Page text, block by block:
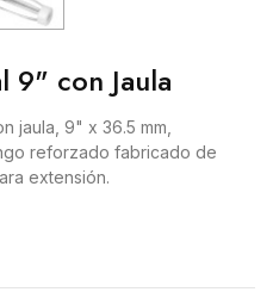
9" con Jaula
jaula, 9" x 36.5 mm,
reforzado fabricado de
extensión.